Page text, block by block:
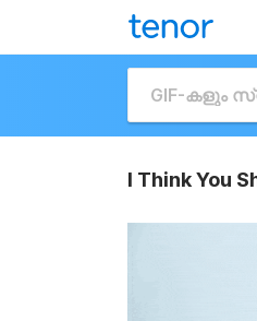
I Think You